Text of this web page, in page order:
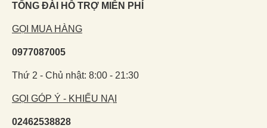
TỔNG ĐÀI HỖ TRỢ MIỄN PHÍ
GỌI MUA HÀNG
0977087005
Thứ 2 - Chủ nhật: 8:00 - 21:30
GỌI GÓP Ý - KHIẾU NẠI
02462538828